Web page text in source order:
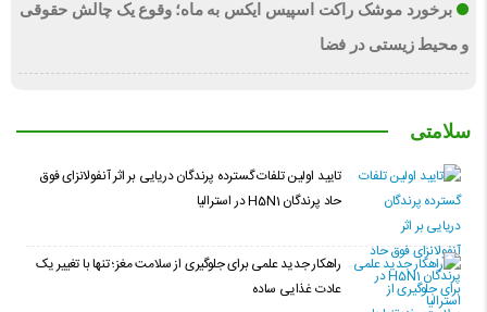
برخورد موشک راکت اسپیس ایکس به ماه؛ وقوع یک چالش حقوقی
و محیط زیستی در فضا
سلامتی
تایید اولین تلفات گسترده پرندگان دریایی بر اثر آنفولانزای فوق
حاد پرندگان H5N1 در استرالیا
راهکار جدید علمی برای جلوگیری از سلامت مغز؛ تنها با تغییر یک
عادت غذایی ساده